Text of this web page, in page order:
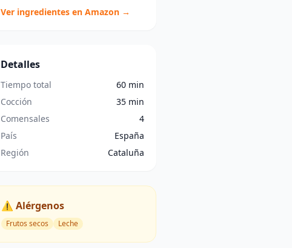
Ver ingredientes en Amazon →
Detalles
Tiempo total
60 min
Cocción
35 min
Comensales
4
País
España
Región
Cataluña
⚠️ Alérgenos
Frutos secos Leche